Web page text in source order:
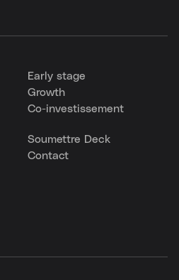
Early stage
Growth
Co-investissement
Soumettre Deck
Contact